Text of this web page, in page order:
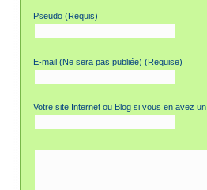
Pseudo (Requis)
E-mail (Ne sera pas publiée) (Requise)
Votre site Internet ou Blog si vous en avez un